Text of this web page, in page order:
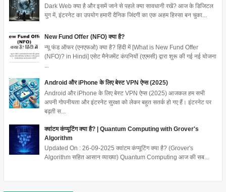
Dark Web क्या है और इसमें जाने से पहले क्या सावधानी रखें? आज के डिजिटल
युग में, इंटरनेट का उपयोग हमारी दैनिक जिंदगी का एक अहम हिस्सा बन चुका...
New Fund Offer (NFO) क्या है?
न्यू फंड ऑफर (एनएफओ) क्या है? हिंदी में [What is New Fund Offer
(NFO)? in Hindi] एसेट मैनेजमेंट कंपनियों (एएमसी) द्वारा शुरू की गई नई योजना
Android और iPhone के लिए बेस्ट VPN ऐप्स (2025)
Android और iPhone के लिए बेस्ट VPN ऐप्स (2025) आजकल हम सभी
अपनी गोपनीयता और इंटरनेट सुरक्षा को लेकर बहुत सतर्क हो गए हैं। इंटरनेट पर
बढ़ती स...
क्वांटम कंप्यूटिंग क्या है? | Quantum Computing with Grover's
Algorithm
Updated On : 26-09-2025 क्वांटम कंप्यूटिंग क्या है? (Grover's
Algorithm सहित आसान व्याख्या) Quantum Computing आज की सब...